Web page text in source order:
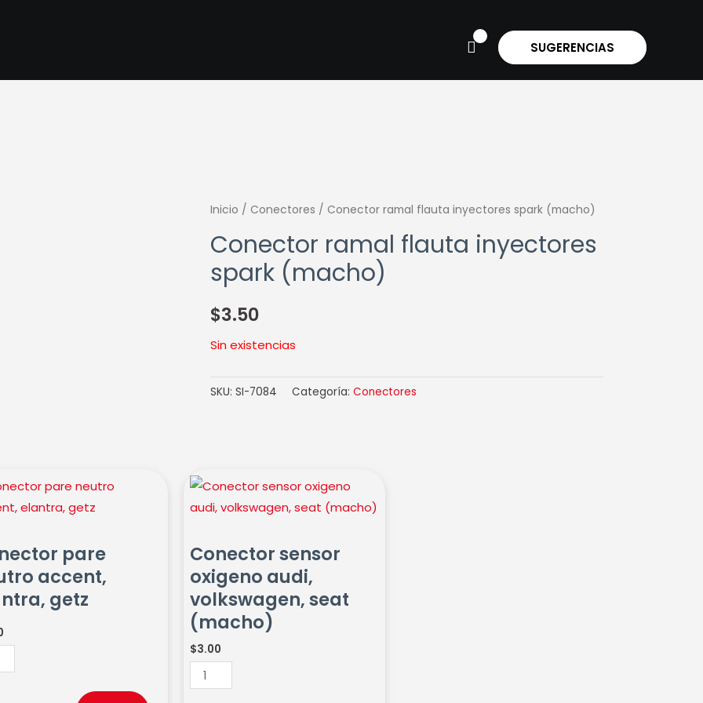
SUGERENCIAS
Inicio / Conectores / Conector ramal flauta inyectores spark (macho)
Conector ramal flauta inyectores
spark (macho)
$3.50
Sin existencias
SKU: SI-7084 Categoría: Conectores
pare
accent,
getz
Conector sensor
oxigeno audi,
volkswagen, seat
(macho)
$3.00
Conector
sensor
volkswagen,
seat
(macho)
cantidad